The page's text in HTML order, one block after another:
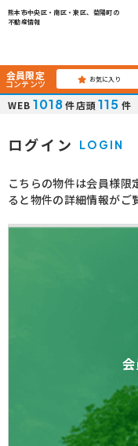
熊本市中央区・南区・東区、菊陽町の
不動産情報
会員限定
コンテンツ お気に入り
WEB 1018 件店頭115 件
ログイン LOGIN
こちらの物件は会員様限
ると物件の詳細情報がご